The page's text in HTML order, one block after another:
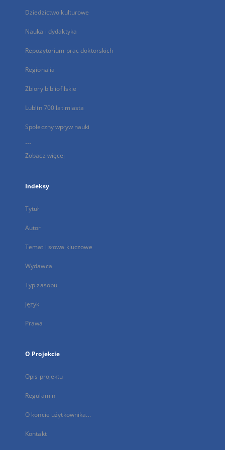
Dziedzictwo kulturowe
Nauka i dydaktyka
Repozytorium prac doktorskich
Regionalia
Zbiory bibliofilskie
Lublin 700 lat miasta
Społeczny wpływ nauki
...
Zobacz więcej
Indeksy
Tytuł
Autor
Temat i słowa kluczowe
Wydawca
Typ zasobu
Język
Prawa
O Projekcie
Opis projektu
Regulamin
O koncie użytkownika...
Kontakt